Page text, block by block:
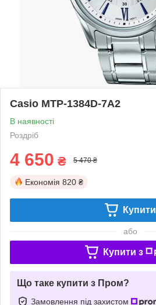
Casio MTP-1384D-7A2
В наявності
Роздріб
4 650 ₴ 5 470 ₴
Економія 820 ₴
Купити
або
Купити з
Що таке купити з Пром?
Замовлення під захистом